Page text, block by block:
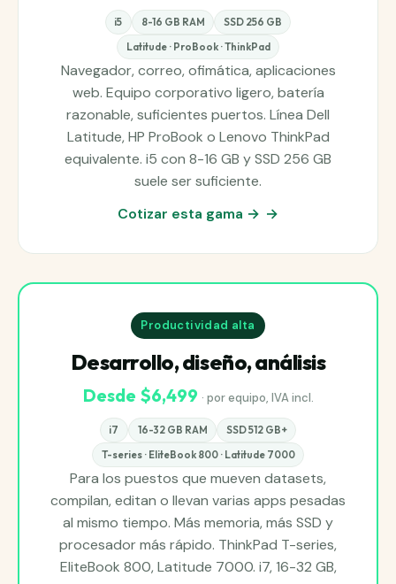
i5 8-16 GB RAM
SSD 256 GB
Latitude · ProBook · ThinkPad
Navegador, correo, ofimática, aplicaciones
web. Equipo corporativo ligero, batería
razonable, suficientes puertos. Línea Dell
Latitude, HP ProBook o Lenovo ThinkPad
equivalente. i5 con 8-16 GB y SSD 256 GB
suele ser suficiente.
Cotizar esta gama →
Productividad alta
Desarrollo, diseño, análisis
Desde $6,499 · por equipo, IVA incl.
i7 16-32 GB RAM
SSD 512 GB+
T-series · EliteBook 800 · Latitude 7000
Para los puestos que mueven datasets,
compilan, editan o llevan varias apps pesadas
al mismo tiempo. Más memoria, más SSD y
procesador más rápido. ThinkPad T-series,
EliteBook 800, Latitude 7000. i7, 16-32 GB,